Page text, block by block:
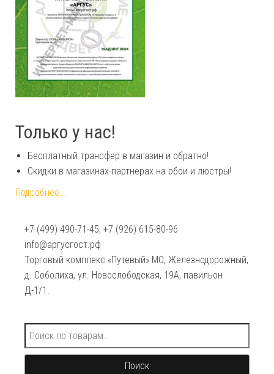
Только у нас!
Бесплатный трансфер в магазин и обратно!
Скидки в магазинах-партнерах на обои и люстры!
Подробнее...
+7 (499) 490-71-45, +7 (926) 615-80-96
info@аргусгост.рф
Торговый комплекс «Путевый» МО, Железнодорожный,
д. Соболиха, ул. Новослободская, 19А, павильон
Д-1/1.
Искать:
Поиск